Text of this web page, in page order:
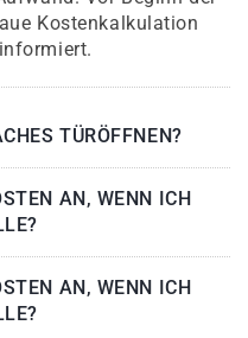
Kostenkalkulation
TÜRÖFFNEN?
AN, WENN ICH
AN, WENN ICH